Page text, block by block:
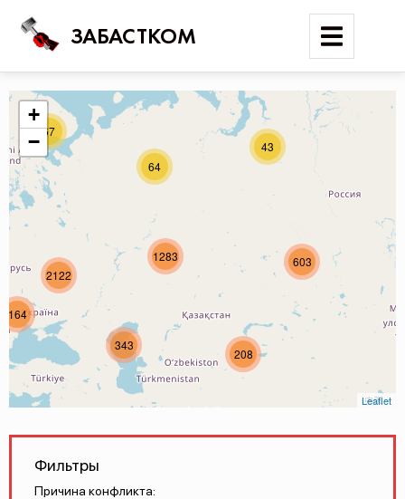
ЗАБАСТКОМ
Войти
Новости
Карта событий
Трудовые конфликты
Отчеты
Предложить публикацию
Справочник
О проекте
208
67
164
64
43
343
603
1283
2122
+
−
Leaflet
Фильтры
Причина конфликта: